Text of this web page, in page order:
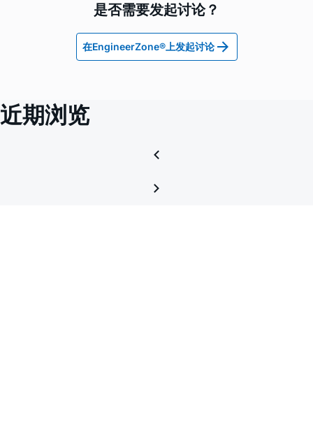
是否需要发起讨论？
在EngineerZone®上发起讨论
近期浏览